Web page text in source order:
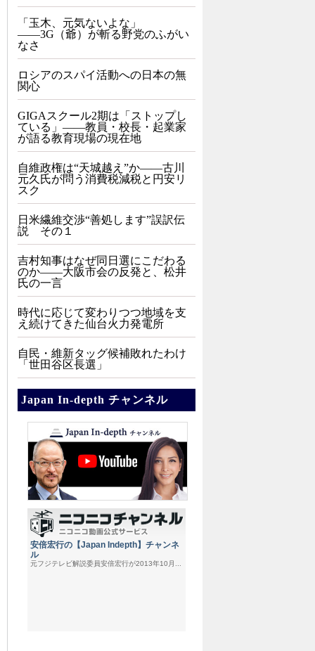
「玉木、元気ないよな」
――3G（爺）が斬る野党のふがい
なさ
ロシアのスパイ活動への日本の無
関心
GIGAスクール2期は「ストップし
ている」——教員・校長・起業家
が語る教育現場の現在地
自維政権は“天城越え”か――古川
元久氏が問う消費税減税と円安リ
スク
日米繊維交渉“善処します”誤訳伝
説 その１
吉村知事はなぜ同日選にこだわる
のか――大阪市会の反発と、松井
氏の一言
時代に応じて変わりつつ地域を支
え続けてきた仙台火力発電所
自民・維新タッグ候補敗れたわけ
「世田谷区長選」
Japan In-depth チャンネル